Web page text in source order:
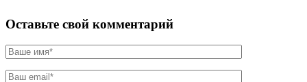
Оставьте свой комментарий